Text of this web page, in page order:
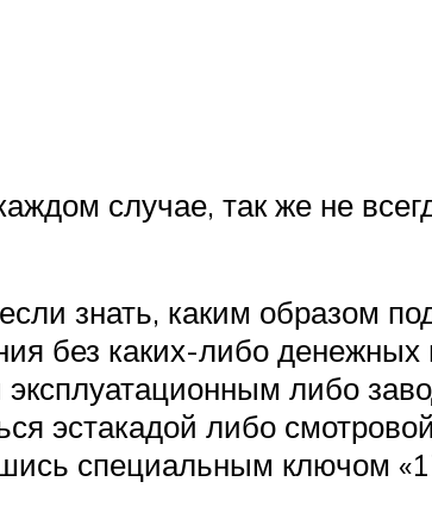
случае, так же не
знать, каким образом
без каких-либо
либо
эстакадой либо
специальным ключом